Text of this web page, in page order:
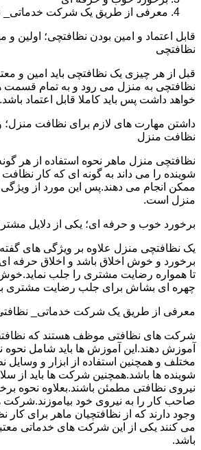
معرفی از طریق یک شرکت خدماتی_
قابل اعتماد و امین بودن نظافتچی؛ اولین و
نظافتچی
قبل از هر چیزی یک نظافتچی باید امین و
نظافتچی به منزل می رود و به تمام
خواهد داشت پس باید کاملا قابل اعتماد باشد.
داشتن مهارت های لازم برای نظافت منزل؛
نظافت منزل
نظافتچی منزل ماهر نحوه استفاده از هر
شوینده را می داند به گونه ای که کار
ممکن انجام می دهند.پس این مورد از
منزل است.
برخورد خوب و حرفه ای؛ یکی از دلایل
یک نظافتچی منزل علاوه بر ویژگی های
برخورد و خوش اخلاق باشد و اخلاق حرفه ای
تا همواره رضایت مشتری را جلب
چهره ای بشاش برای جلب رضایت مشتری
معرفی از طریق یک شرکت خدماتی_ نظافتی
شرکت های نظافتی موظف هستند که
آموزش دهند.این آموزش ها باید شامل
مختلف و همچنین استفاده از ابزار و وسایل
شوینده ها باشد.همچنین شرکت ها باید از
نیروی نظافتی مطمئن باشند.بعلاوه نحوه
صاحب کار را به نیروی خود بیاموزند.شرکت
وجود دارند که از نظافتچیان ماهر برای کار
می کنند یکی از این شرکت های خدماتی
باشد.